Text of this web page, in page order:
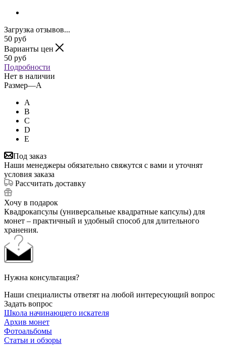
Загрузка отзывов...
50 руб
Варианты цен
50 руб
Подробности
Нет в наличии
Размер—A
A
B
C
D
E
Под заказ
Наши менеджеры обязательно свяжутся с вами и уточнят
условия заказа
Рассчитать доставку
Хочу в подарок
Квадрокапсулы (универсальные квадратные капсулы) для
монет – практичный и удобный способ для длительного
хранения.
Нужна консультация?
Наши специалисты ответят на любой интересующий вопрос
Задать вопрос
Школа начинающего искателя
Архив монет
Фотоальбомы
Статьи и обзоры